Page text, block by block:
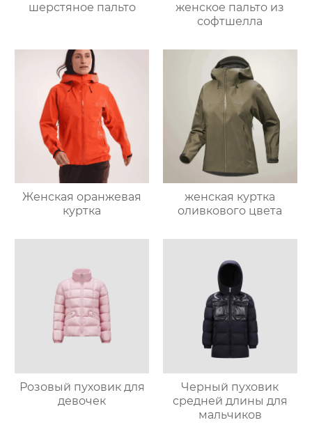
шерстяное пальто
женское пальто из
софтшелла
Женская оранжевая
куртка
женская куртка
оливкового цвета
Розовый пуховик для
девочек
Черный пуховик
средней длины для
мальчиков